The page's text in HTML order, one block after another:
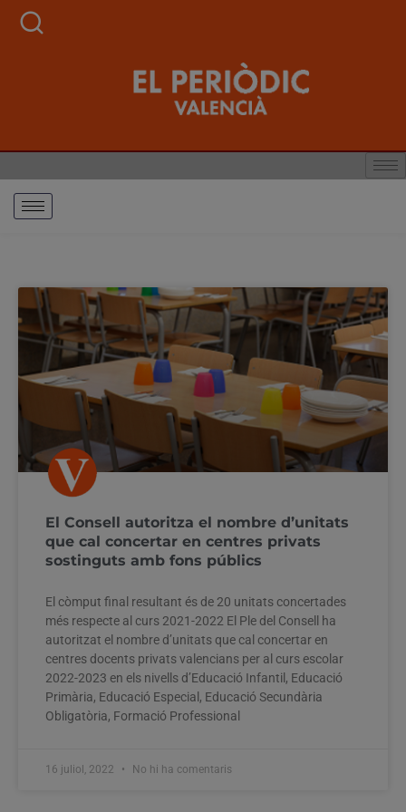
El Consell autoritza el nombre d’unitats
que cal concertar en centres privats
sostinguts amb fons públics
El còmput final resultant és de 20 unitats concertades
més respecte al curs 2021-2022 El Ple del Consell ha
autoritzat el nombre d’unitats que cal concertar en
centres docents privats valencians per al curs escolar
2022-2023 en els nivells d’Educació Infantil, Educació
Primària, Educació Especial, Educació Secundària
Obligatòria, Formació Professional
16 juliol, 2022 No hi ha comentaris